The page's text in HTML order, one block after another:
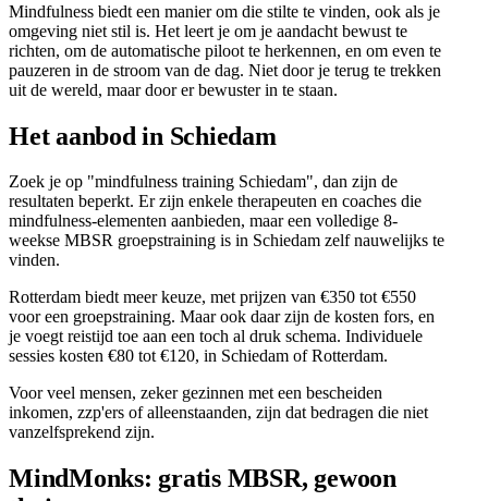
Mindfulness biedt een manier om die stilte te vinden, ook als je
omgeving niet stil is. Het leert je om je aandacht bewust te
richten, om de automatische piloot te herkennen, en om even te
pauzeren in de stroom van de dag. Niet door je terug te trekken
uit de wereld, maar door er bewuster in te staan.
Het aanbod in Schiedam
Zoek je op "mindfulness training Schiedam", dan zijn de
resultaten beperkt. Er zijn enkele therapeuten en coaches die
mindfulness-elementen aanbieden, maar een volledige 8-
weekse MBSR groepstraining is in Schiedam zelf nauwelijks te
vinden.
Rotterdam biedt meer keuze, met prijzen van €350 tot €550
voor een groepstraining. Maar ook daar zijn de kosten fors, en
je voegt reistijd toe aan een toch al druk schema. Individuele
sessies kosten €80 tot €120, in Schiedam of Rotterdam.
Voor veel mensen, zeker gezinnen met een bescheiden
inkomen, zzp'ers of alleenstaanden, zijn dat bedragen die niet
vanzelfsprekend zijn.
MindMonks: gratis MBSR, gewoon